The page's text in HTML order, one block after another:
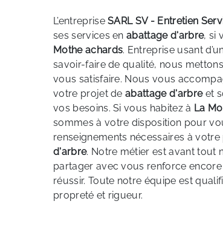
L’entrepriseSARL SV - Entretien
ses services enabattage d'arbre, si
Mothe achards. Entreprise usant
savoir-faire de qualité, nous
vous satisfaire. Nous vous
votre projet deabattage d'arbreet
vos besoins. Si vous habitez à La
sommes à votre disposition pour
renseignements nécessaires à
d'arbre. Notre métier est avant tout
partager avec vous renforce
réussir. Toute notre équipe est
propreté et rigueur.